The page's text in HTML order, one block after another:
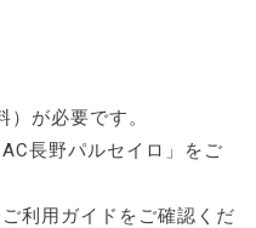
が必要です。
長野パルセイロ」をご
利用ガイドをご確認くだ